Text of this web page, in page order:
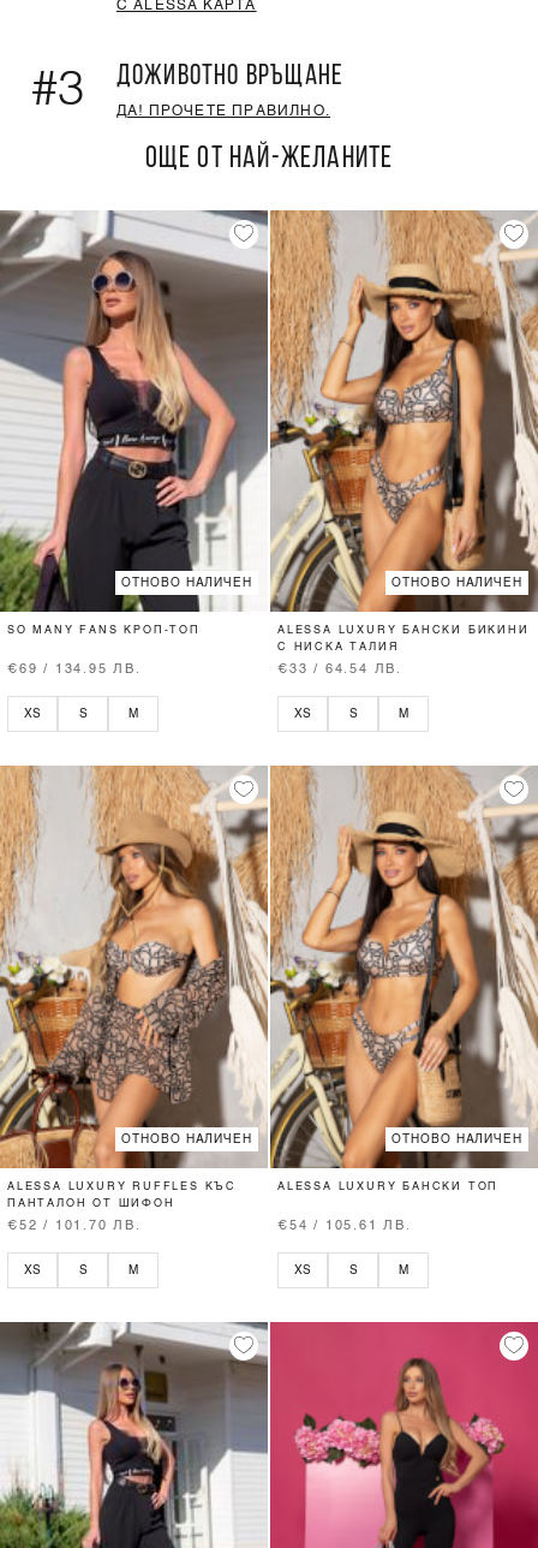
С ALESSA КАРТА
#3 ДОЖИВОТНО ВРЪЩАНЕ
ДА! ПРОЧЕТЕ ПРАВИЛНО.
ОЩЕ ОТ НАЙ-ЖЕЛАНИТЕ
ОТНОВО НАЛИЧЕН
SO MANY FANS КРОП-ТОП
€69 / 134.95 ЛВ.
XS S M
ОТНОВО НАЛИЧЕН
ALESSA LUXURY БАНСКИ БИКИНИ
С НИСКА ТАЛИЯ
€33 / 64.54 ЛВ.
XS S M
ОТНОВО НАЛИЧЕН
ALESSA LUXURY RUFFLES КЪС
ПАНТАЛОН ОТ ШИФОН
€52 / 101.70 ЛВ.
XS S M
ОТНОВО НАЛИЧЕН
ALESSA LUXURY БАНСКИ ТОП
€54 / 105.61 ЛВ.
XS S M